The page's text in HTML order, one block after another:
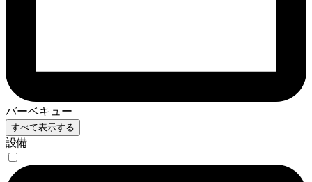
バーベキュー
すべて表示する
設備